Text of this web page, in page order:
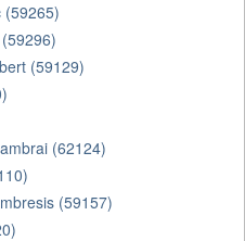
(59265)
(59129)
(62124)
(59157)